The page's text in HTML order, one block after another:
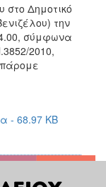
στο Δημοτικό
την
σύμφωνα
2010,
- 68.97 KB